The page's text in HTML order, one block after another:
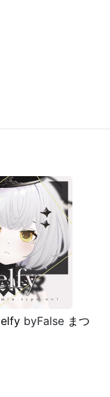
byFalse まつ